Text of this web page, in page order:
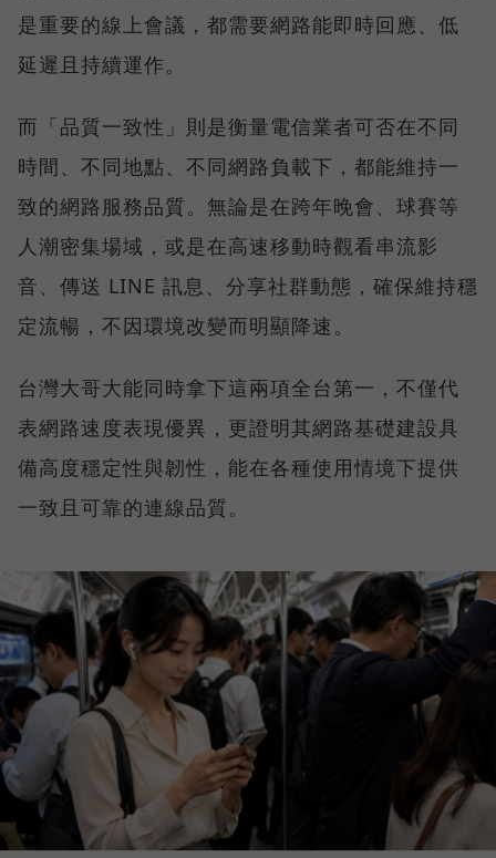
是重要的線上會議，都需要網路能即時回應、低
延遲且持續運作。
而「品質一致性」則是衡量電信業者可否在不同
時間、不同地點、不同網路負載下，都能維持一
致的網路服務品質。無論是在跨年晚會、球賽等
人潮密集場域，或是在高速移動時觀看串流影
音、傳送 LINE 訊息、分享社群動態，確保維持穩
定流暢，不因環境改變而明顯降速。
台灣大哥大能同時拿下這兩項全台第一，不僅代
表網路速度表現優異，更證明其網路基礎建設具
備高度穩定性與韌性，能在各種使用情境下提供
一致且可靠的連線品質。